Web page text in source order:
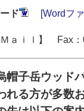
ド [Wordフ
ｉｌ】 Fax
子岳ウッド
れる方が多数